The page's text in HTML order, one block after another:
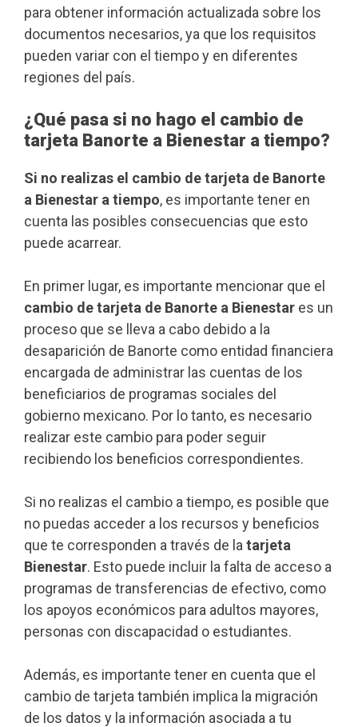
para obtener información actualizada sobre los
documentos necesarios, ya que los requisitos
pueden variar con el tiempo y en diferentes
regiones del país.
¿Qué pasa si no hago el cambio de
tarjeta Banorte a Bienestar a tiempo?
Si no realizas el cambio de tarjeta de Banorte
a Bienestar a tiempo, es importante tener en
cuenta las posibles consecuencias que esto
puede acarrear.
En primer lugar, es importante mencionar que el
cambio de tarjeta de Banorte a Bienestar es un
proceso que se lleva a cabo debido a la
desaparición de Banorte como entidad financiera
encargada de administrar las cuentas de los
beneficiarios de programas sociales del
gobierno mexicano. Por lo tanto, es necesario
realizar este cambio para poder seguir
recibiendo los beneficios correspondientes.
Si no realizas el cambio a tiempo, es posible que
no puedas acceder a los recursos y beneficios
que te corresponden a través de la tarjeta
Bienestar. Esto puede incluir la falta de acceso a
programas de transferencias de efectivo, como
los apoyos económicos para adultos mayores,
personas con discapacidad o estudiantes.
Además, es importante tener en cuenta que el
cambio de tarjeta también implica la migración
de los datos y la información asociada a tu